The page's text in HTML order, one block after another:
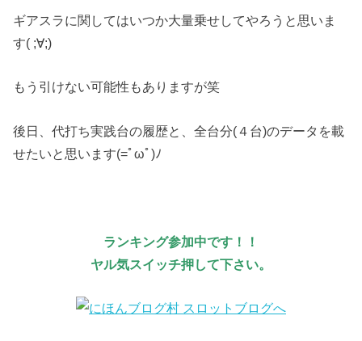
ギアスラに関してはいつか大量乗せしてやろうと思いま
す( ;∀;)
もう引けない可能性もありますが笑
後日、代打ち実践台の履歴と、全台分(４台)のデータを載
せたいと思います(=ﾟωﾟ)ﾉ
ランキング参加中です！！
ヤル気スイッチ押して下さい。